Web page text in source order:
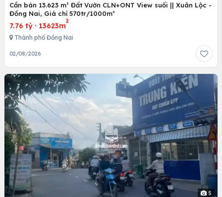
Cần bán 13.623 m² Đất Vườn CLN+ONT View suối || Xuân Lộc -
Đồng Nai, Giá chỉ 570tr/1000m²
7.76 tỷ · 13623m
2
Thành phố Đồng Nai
02/08/2026
5